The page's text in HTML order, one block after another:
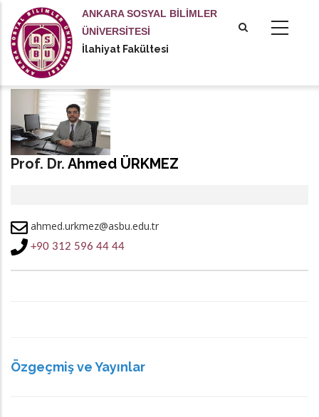
içeriğe
atla
ANKARA SOSYAL BİLİMLER
ÜNİVERSİTESİ
İlahiyat Fakültesi
Prof. Dr. Ahmed ÜRKMEZ
ahmed.urkmez@asbu.edu.tr
+90 312 596 44 44
Özgeçmiş ve Yayınlar